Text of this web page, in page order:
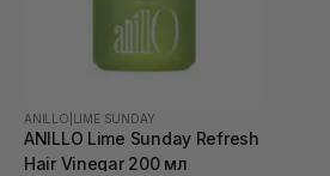
ANILLO LIME SUNDAY
ANILLO Lime Sunday Refresh
Hair Vinegar 200 мл